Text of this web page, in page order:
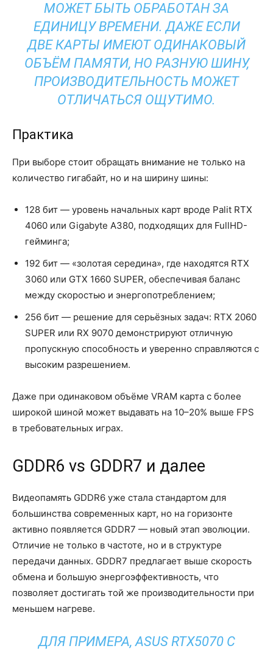
МОЖЕТ БЫТЬ ОБРАБОТАН ЗА
ЕДИНИЦУ ВРЕМЕНИ. ДАЖЕ ЕСЛИ
ДВЕ КАРТЫ ИМЕЮТ ОДИНАКОВЫЙ
ОБЪЁМ ПАМЯТИ, НО РАЗНУЮ ШИНУ,
ПРОИЗВОДИТЕЛЬНОСТЬ МОЖЕТ
ОТЛИЧАТЬСЯ ОЩУТИМО.
Практика
При выборе стоит обращать внимание не только на
количество гигабайт, но и на ширину шины:
128 бит — уровень начальных карт вроде Palit RTX
4060 или Gigabyte A380, подходящих для FullHD-
гейминга;
192 бит — «золотая середина», где находятся RTX
3060 или GTX 1660 SUPER, обеспечивая баланс
между скоростью и энергопотреблением;
256 бит — решение для серьёзных задач: RTX 2060
SUPER или RX 9070 демонстрируют отличную
пропускную способность и уверенно справляются с
высоким разрешением.
Даже при одинаковом объёме VRAM карта с более
широкой шиной может выдавать на 10–20% выше FPS
в требовательных играх.
GDDR6 vs GDDR7 и далее
Видеопамять GDDR6 уже стала стандартом для
большинства современных карт, но на горизонте
активно появляется GDDR7 — новый этап эволюции.
Отличие не только в частоте, но и в структуре
передачи данных. GDDR7 предлагает выше скорость
обмена и большую энергоэффективность, что
позволяет достигать той же производительности при
меньшем нагреве.
ДЛЯ ПРИМЕРА, ASUS RTX5070 С